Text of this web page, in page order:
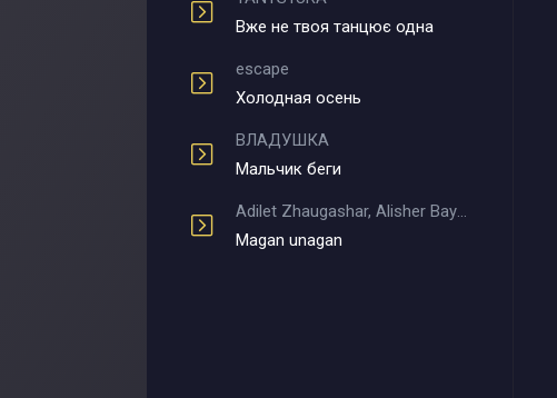
Вже не твоя танцює одна
escape
Холодная осень
ВЛАДУШКА
Мальчик беги
Adilet Zhaugashar, Alisher Bayniyazov
Magan unagan